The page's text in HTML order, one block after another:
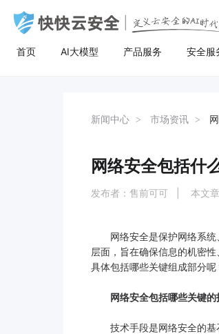
首页 AI大模型
AI模型接入服务，通过统一的标准API接
定、高性价比地灵活调用大模型，助力业
务智能升级。
产品服务
特点，需求及预算，个性化定制服务器租
需求，提供各种环境的基础架构资源，从
计算资源、存储资源网络资源到跨数据中
安全服
用系统中隐藏的漏洞，根据评估工具给出
员进行安全加固，防患于未然。
以“Al+安全”为核心战略，定义云安全的Al
福州、济南、宁波等多个分公司，已服务
超过22万家客户，员工总数超500人，业
务遍及全国26个省市。
新闻中心 市场资讯
网络安全包括什
发布者：售前可可 | 本文
网络安全是保护网络系统
层面，旨在确保信息的机密
具体包括哪些关键组成部分
网络安全包括哪些关键的
技术手段是网络安全的基